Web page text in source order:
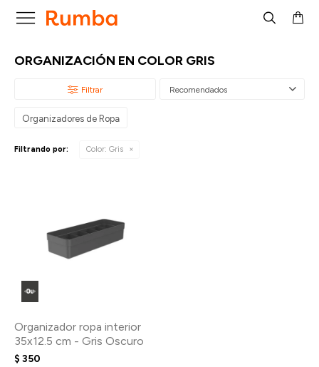

ORGANIZACIÓN EN COLOR GRIS
Recomendados
Organizadores de Ropa
Filtrando por: Color: Gris
Organizador ropa interior
35x12.5 cm - Gris Oscuro
$ 350